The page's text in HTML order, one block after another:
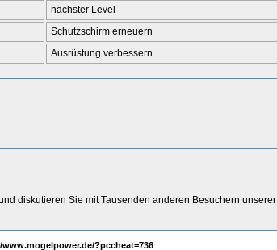
nächster Level
Schutzschirm erneuern
Ausrüstung verbessern
diskutieren Sie mit Tausenden anderen Besuchern unserer
?pccheat=736